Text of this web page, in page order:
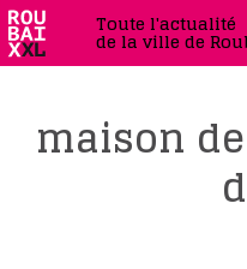
Toute l'actualité
de la ville de
maison